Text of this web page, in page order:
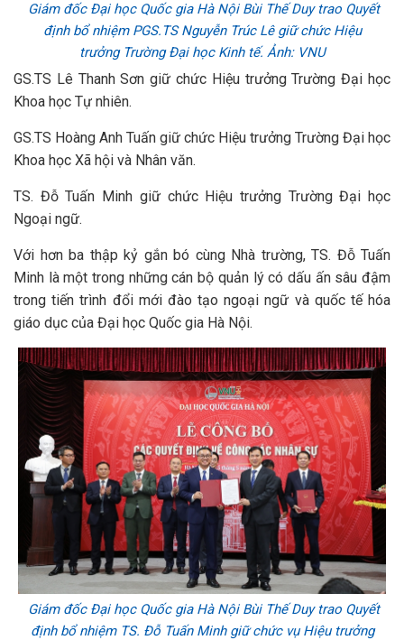
Giám đốc Đại học Quốc gia Hà Nội Bùi Thế Duy trao Quyết
định bổ nhiệm PGS.TS Nguyễn Trúc Lê giữ chức Hiệu
trưởng Trường Đại học Kinh tế. Ảnh: VNU
GS.TS Lê Thanh Sơn giữ chức Hiệu trưởng Trường Đại học
Khoa học Tự nhiên.
GS.TS Hoàng Anh Tuấn giữ chức Hiệu trưởng Trường Đại học
Khoa học Xã hội và Nhân văn.
TS. Đỗ Tuấn Minh giữ chức Hiệu trưởng Trường Đại học
Ngoại ngữ.
Với hơn ba thập kỷ gắn bó cùng Nhà trường, TS. Đỗ Tuấn
Minh là một trong những cán bộ quản lý có dấu ấn sâu đậm
trong tiến trình đổi mới đào tạo ngoại ngữ và quốc tế hóa
giáo dục của Đại học Quốc gia Hà Nội.
Giám đốc Đại học Quốc gia Hà Nội Bùi Thế Duy trao Quyết
định bổ nhiệm TS. Đỗ Tuấn Minh giữ chức vụ Hiệu trưởng